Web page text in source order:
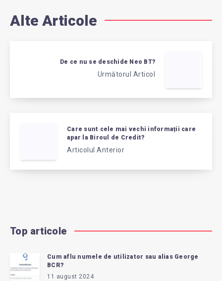
Alte Articole
De ce nu se deschide Neo BT?
Următorul Articol
Care sunt cele mai vechi informații care
apar la Biroul de Credit?
Articolul Anterior
Top articole
Cum aflu numele de utilizator sau alias George
BCR?
11 august 2024